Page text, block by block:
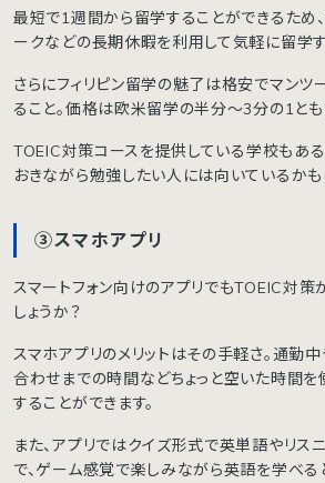
最短で1週間から留学することができるため
ークなどの長期休暇を利用して気軽に留学す
さらにフィリピン留学の魅了は格安でマンツ
ること。価格は欧米留学の半分〜3分の1とも
TOEIC対策コースを提供している学校もあ
おきながら勉強したい人には向いているかも
③スマホアプリ
スマートフォン向けのアプリでもTOEIC対策
しょうか？
スマホアプリのメリットはその手軽さ。通勤
合わせまでの時間などちょっと空いた時間
することができます。
また、アプリではクイズ形式で英単語やリス
で、ゲーム感覚で楽しみながら英語を学べる